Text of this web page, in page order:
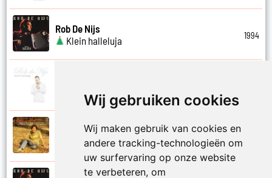
Wij gebruiken cookies
Wij maken gebruik van cookies en
andere tracking-technologieën om
uw surfervaring op onze website
te verbeteren, om
Rob De Nijs
Klein halleluja
1994
Rob De Nijs
Kleine man